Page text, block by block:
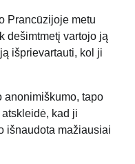
Prancūzijoje metu
dešimtmetį vartojo ją
išprievartauti, kol ji
anonimiškumo, tapo
kad ji
išnaudota mažiausiai